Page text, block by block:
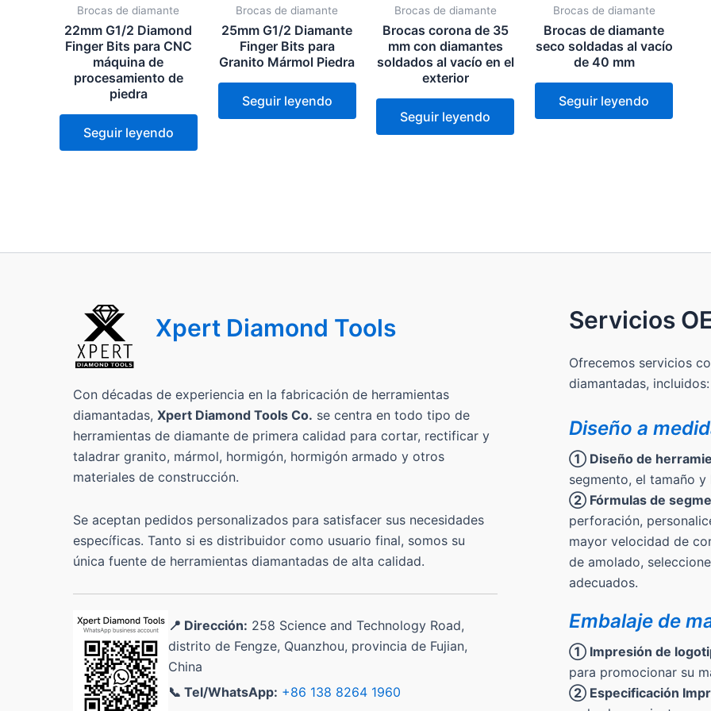
Brocas de diamante
22mm G1/2 Diamond
Finger Bits para CNC
máquina de
procesamiento de
piedra
Seguir leyendo
Brocas de diamante
25mm G1/2 Diamante
Finger Bits para
Granito Mármol Piedra
Seguir leyendo
Brocas de diamante
Brocas corona de 35
mm con diamantes
soldados al vacío en el
exterior
Seguir leyendo
Brocas de diamante
Brocas de diamante
seco soldadas al vacío
de 40 mm
Seguir leyendo
Xpert Diamond Tools
Con décadas de experiencia en la fabricación de herramientas
diamantadas, Xpert Diamond Tools Co. se centra en todo tipo de
herramientas de diamante de primera calidad para cortar, rectificar y
taladrar granito, mármol, hormigón, hormigón armado y otros
materiales de construcción.
Se aceptan pedidos personalizados para satisfacer sus necesidades
específicas. Tanto si es distribuidor como usuario final, somos su
única fuente de herramientas diamantadas de alta calidad.
📍 Dirección: 258 Science and Technology Road,
distrito de Fengze, Quanzhou, provincia de Fujian,
China
📞 Tel/WhatsApp: +86 138 8264 1960
Servicios
Ofrecemos servicios
diamantadas, incluidos:
Diseño a
① Diseño de
segmento, el tamaño
② Fórmulas de
perforación,
mayor velocidad de
de amolado,
adecuados.
Embalaje de
① Impresión de
para promocionar su
② Especificación